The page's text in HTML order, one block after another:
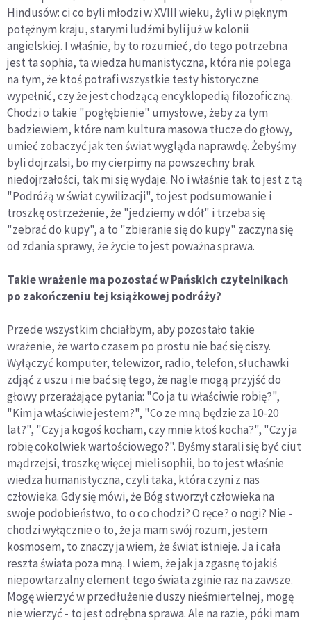
Hindusów: ci co byli młodzi w XVIII wieku, żyli w pięknym
potężnym kraju, starymi ludźmi byli już w kolonii
angielskiej. I właśnie, by to rozumieć, do tego potrzebna
jest ta sophia, ta wiedza humanistyczna, która nie polega
na tym, że ktoś potrafi wszystkie testy historyczne
wypełnić, czy że jest chodzącą encyklopedią filozoficzną.
Chodzi o takie "pogłębienie" umysłowe, żeby za tym
badziewiem, które nam kultura masowa tłucze do głowy,
umieć zobaczyć jak ten świat wygląda naprawdę. Żebyśmy
byli dojrzalsi, bo my cierpimy na powszechny brak
niedojrzałości, tak mi się wydaje. No i właśnie tak to jest z tą
"Podróżą w świat cywilizacji", to jest podsumowanie i
troszkę ostrzeżenie, że "jedziemy w dół" i trzeba się
"zebrać do kupy", a to "zbieranie się do kupy" zaczyna się
od zdania sprawy, że życie to jest poważna sprawa.
Takie wrażenie ma pozostać w Pańskich czytelnikach
po zakończeniu tej książkowej podróży?
Przede wszystkim chciałbym, aby pozostało takie
wrażenie, że warto czasem po prostu nie bać się ciszy.
Wyłączyć komputer, telewizor, radio, telefon, słuchawki
zdjąć z uszu i nie bać się tego, że nagle mogą przyjść do
głowy przerażające pytania: "Co ja tu właściwie robię?",
"Kim ja właściwie jestem?", "Co ze mną będzie za 10-20
lat?", "Czy ja kogoś kocham, czy mnie ktoś kocha?", "Czy ja
robię cokolwiek wartościowego?". Byśmy starali się być ciut
mądrzejsi, troszkę więcej mieli sophii, bo to jest właśnie
wiedza humanistyczna, czyli taka, która czyni z nas
człowieka. Gdy się mówi, że Bóg stworzył człowieka na
swoje podobieństwo, to o co chodzi? O ręce? o nogi? Nie -
chodzi wyłącznie o to, że ja mam swój rozum, jestem
kosmosem, to znaczy ja wiem, że świat istnieje. Ja i cała
reszta świata poza mną. I wiem, że jak ja zgasnę to jakiś
niepowtarzalny element tego świata zginie raz na zawsze.
Mogę wierzyć w przedłużenie duszy nieśmiertelnej, mogę
nie wierzyć - to jest odrębna sprawa. Ale na razie, póki mam